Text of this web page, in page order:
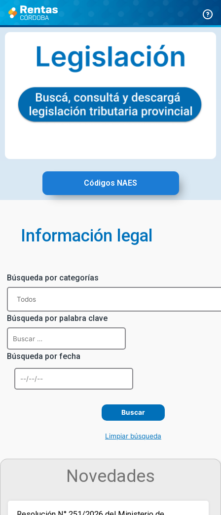
contenido
Códigos NAES
Información legal
Búsqueda por categorías
Búsqueda por palabra clave
Búsqueda por fecha
Novedades